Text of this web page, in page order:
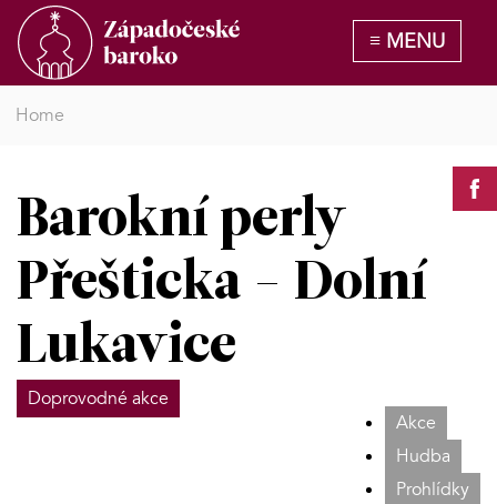
Home
Barokní perly
Přešticka - Dolní
Lukavice
Doprovodné akce
Akce
Hudba
Prohlídky